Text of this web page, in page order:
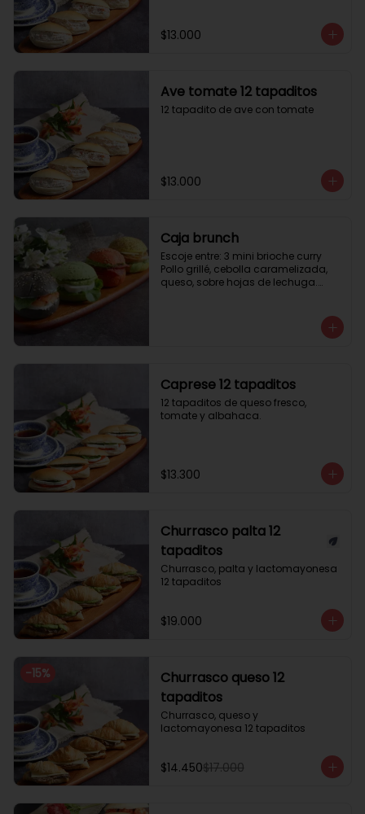
$13.000
Ave tomate 12 tapaditos
12 tapadito de ave con tomate
$13.000
Caja brunch
Escoje entre: 3 mini brioche curry
Pollo grillé, cebolla caramelizada,
queso, sobre hojas de lechuga.
hojas de rúcula
Caprese 12 tapaditos
12 tapaditos de queso fresco,
tomate y albahaca.
$13.300
Churrasco palta 12
tapaditos
Churrasco, palta y lactomayonesa
12 tapaditos
$19.000
-15%
Churrasco queso 12
tapaditos
Churrasco, queso y
lactomayonesa 12 tapaditos
$14.450$17.000